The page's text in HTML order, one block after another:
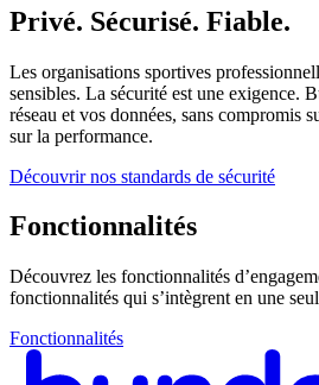
Privé. Sécurisé. Fiable.
Les organisations sportives
sensibles. La sécurité est une exigence.
réseau et vos données, sans compromis
sur la performance.
Découvrir nos standards de sécurité
Fonctionnalités
Découvrez les fonctionnalités
fonctionnalités qui s’intègrent en une
Fonctionnalités